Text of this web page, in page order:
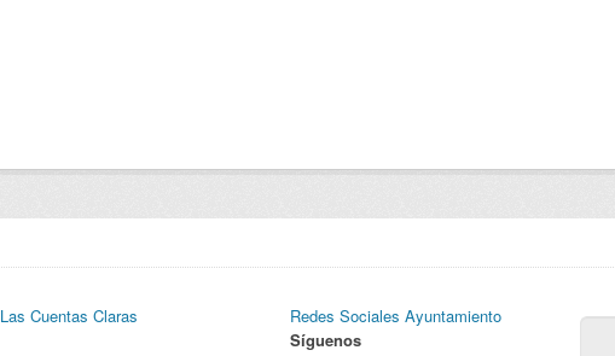
Las Cuentas Claras
Redes Sociales Ayuntamiento
Síguenos